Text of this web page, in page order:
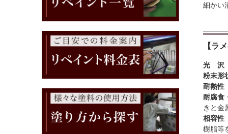
細かい
【ラ
光
粉末形
耐熱性
耐腐食
きと金
相容性
樹脂等